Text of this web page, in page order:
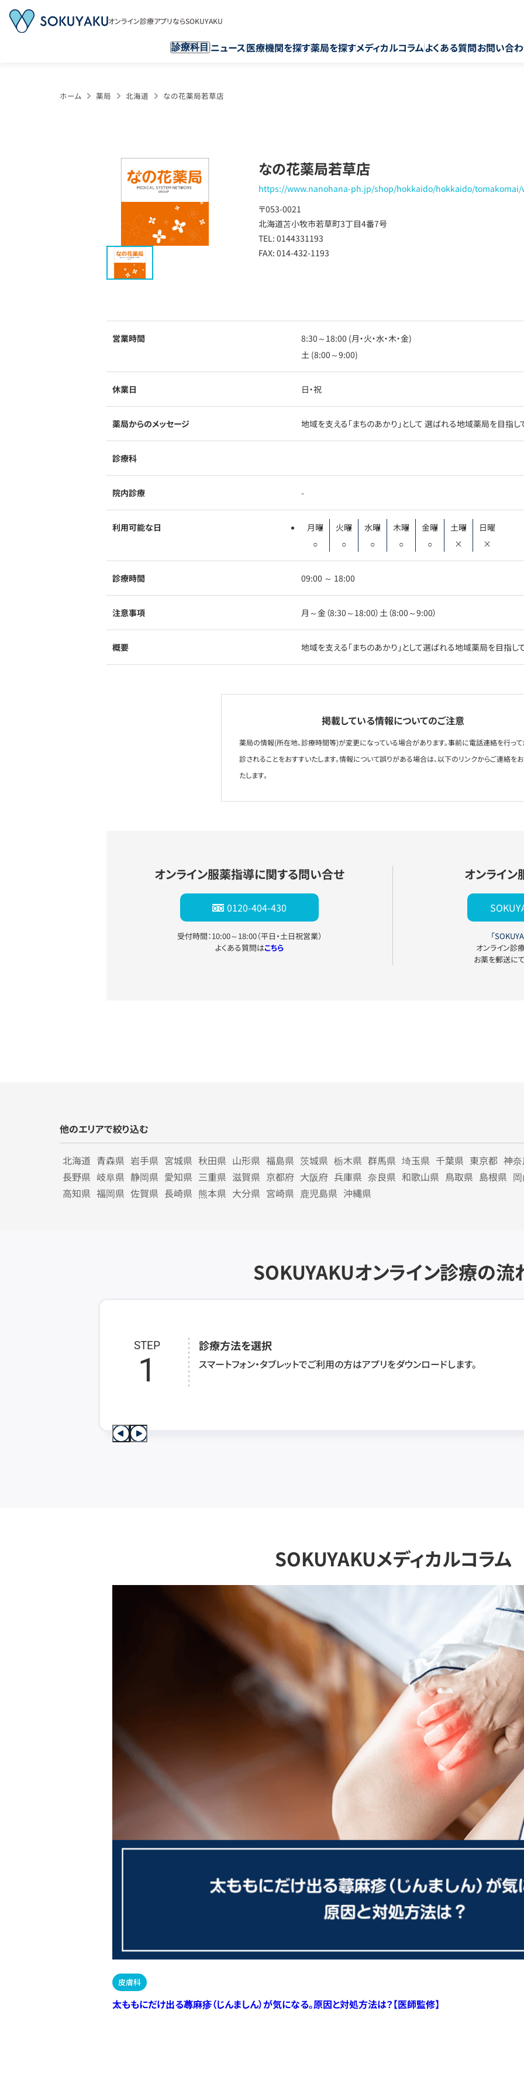
オンライン診療アプリならSOKUYAKU
診療科目 ニュース医療機関を探す薬局を探すメディカルコラムよくある質問お問い合
ホーム 薬局 北海道 なの花薬局若草店
なの花薬局若草店
https://www.nanohana-ph.jp/shop/hokkaido/hokkaido/tomakomai/
〒053-0021
北海道苫小牧市若草町3丁目4番7号
TEL: 0144331193
FAX: 014-432-1193
営業時間
8:30～18:00 (月・火・水・木・金)
土 (8:00～9:00)
休業日 日・祝
薬局からのメッセージ 地域を支える「まちのあかり」として 選ばれる地域薬局を目指し
診療科
院内診療 -
利用可能な日
月曜
○
火曜
○
水曜
○
木曜
○
金曜
○
土曜
×
日曜
×
診療時間 09:00 ～ 18:00
注意事項 月～金（8:30～18:00）土（8:00～9:00）
概要 地域を支える「まちのあかり」として選ばれる地域薬局を目指し
掲載している情報についてのご注意
薬局の情報(所在地、診療時間等)が変更になっている場合があります。事前に電話連絡を行っ
診されることをおすすいたします。情報について誤りがある場合は、以下のリンクからご連絡を
たします。
オンライン服薬指導に関する問い合せ
0120-404-430
受付時間：10:00～18:00（平日・土日祝営業）
よくある質問はこちら
オンライ
「
オンライン診
お薬を郵送に
他のエリアで絞り込む
北海道 青森県 岩手県 宮城県 秋田県 山形県 福島県 茨城県 栃木県 群馬県 埼玉県 千葉県 東京都 神
長野県 岐阜県 静岡県 愛知県 三重県 滋賀県 京都府 大阪府 兵庫県 奈良県 和歌山県 鳥取県 島根県
高知県 福岡県 佐賀県 長崎県 熊本県 大分県 宮崎県 鹿児島県 沖縄県
SOKUYAKUオンライン診療の流
STEP
1
診療方法を選択
スマートフォン・タブレットでご利用の方はアプリをダウンロードします。
SOKUYAKUメディカルコラム
皮膚科
太ももにだけ出る蕁麻疹（じんましん）が気になる。原因と対処方法は？【医師監修】